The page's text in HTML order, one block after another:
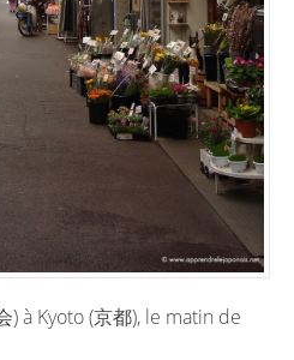
) à Kyoto (京都), le matin de